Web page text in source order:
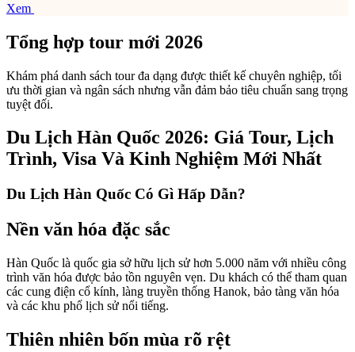
Xem
Tổng hợp tour mới 2026
Khám phá danh sách tour đa dạng được thiết kế chuyên nghiệp, tối
ưu thời gian và ngân sách nhưng vẫn đảm bảo tiêu chuẩn sang trọng
tuyệt đối.
Du Lịch Hàn Quốc 2026: Giá Tour, Lịch
Trình, Visa Và Kinh Nghiệm Mới Nhất
Du Lịch Hàn Quốc Có Gì Hấp Dẫn?
Nền văn hóa đặc sắc
Hàn Quốc là quốc gia sở hữu lịch sử hơn 5.000 năm với nhiều công
trình văn hóa được bảo tồn nguyên vẹn. Du khách có thể tham quan
các cung điện cổ kính, làng truyền thống Hanok, bảo tàng văn hóa
và các khu phố lịch sử nổi tiếng.
Thiên nhiên bốn mùa rõ rệt